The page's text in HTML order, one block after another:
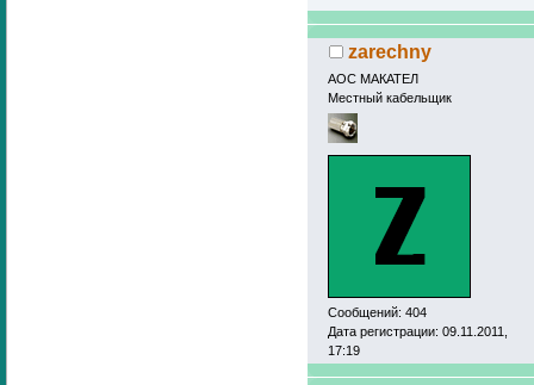
zarechny
АОС МАКАТЕЛ
Местный кабельщик
Сообщений: 404
Дата регистрации: 09.11.2011,
17:19